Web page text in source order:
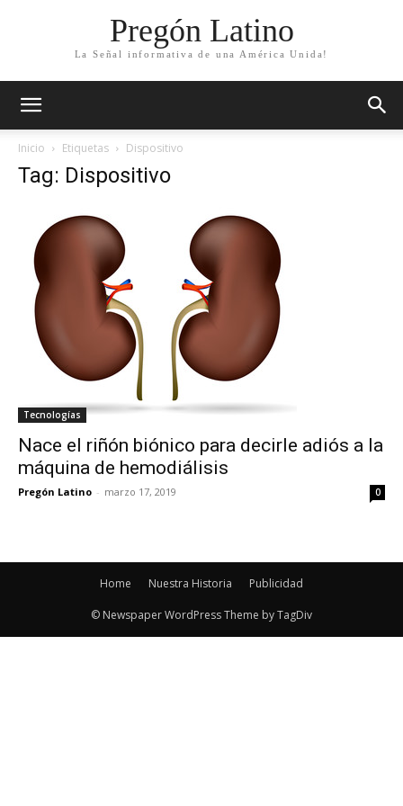
Pregón Latino
La Señal informativa de una América Unida!
Inicio Etiquetas Dispositivo
Tag: Dispositivo
Tecnologías
Nace el riñón biónico para decirle adiós a la
máquina de hemodiálisis
Pregón Latino - marzo 17, 2019 0
Home Nuestra Historia Publicidad
© Newspaper WordPress Theme by TagDiv